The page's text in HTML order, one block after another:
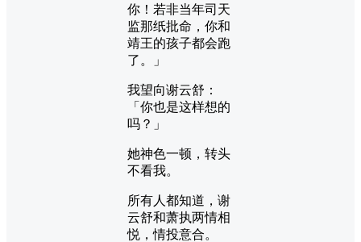
你！若非当年司天
监那纸批命，你和
靖王的孩子都会跑
了。」
我望向谢云舒：
「你也是这样想的
吗？」
她神色一顿，转头
不看我。
所有人都知道，谢
云舒和萧执两情相
悦，情投意合。